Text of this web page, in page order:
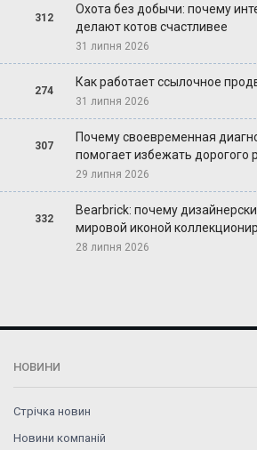
312
Охота без добычи: почему
делают котов счастливее
31 липня 2026
274
Как работает ссылочное
31 липня 2026
307
Почему своевременная
помогает избежать дорогого
29 липня 2026
332
Bearbrick: почему
мировой иконой
28 липня 2026
НОВИНИ
Стрічка новин
Новини компаній